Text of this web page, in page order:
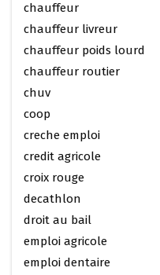
chauffeur
chauffeur livreur
chauffeur poids lourd
chauffeur routier
chuv
coop
creche emploi
credit agricole
croix rouge
decathlon
droit au bail
emploi agricole
emploi dentaire